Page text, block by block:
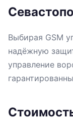
Выбирая GSM
надёжную
управление